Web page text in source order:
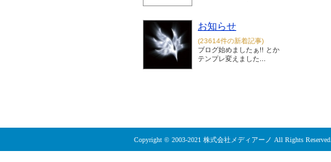
お知らせ
(23614件の新着記事)
ブログ始めましたぁ!! とか
テンプレ変えました...
Copyright © 2003-2021 株式会社メディアーノ All Rights Reserved.